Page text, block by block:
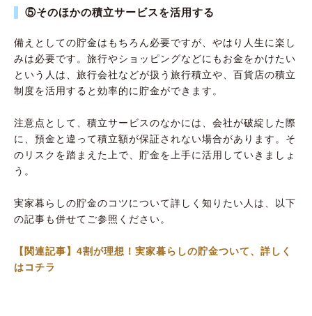
⑤そのほかの積立サービスを活用する
備えとしての貯金はもちろん必要ですが、やはり人生に楽し
みは必要です。旅行やショッピングなどにもお金をかけたい
という人は、旅行会社などが扱う旅行積立や、百貨店の積立
制度を活用すると効率的に貯金ができます。
注意点として、積立サービスのなかには、会社が破綻した際
に、預金と違って積立額が保証されない場合があります。そ
のリスクを踏まえた上で、貯金を上手に活用していきましょ
う。
実家暮らしの貯金のコツについて詳しく知りたい人は、以下
の記事も併せてご参照ください。
【関連記事】4割が理想！実家暮らしの貯金ついて、詳しく
はコチラ